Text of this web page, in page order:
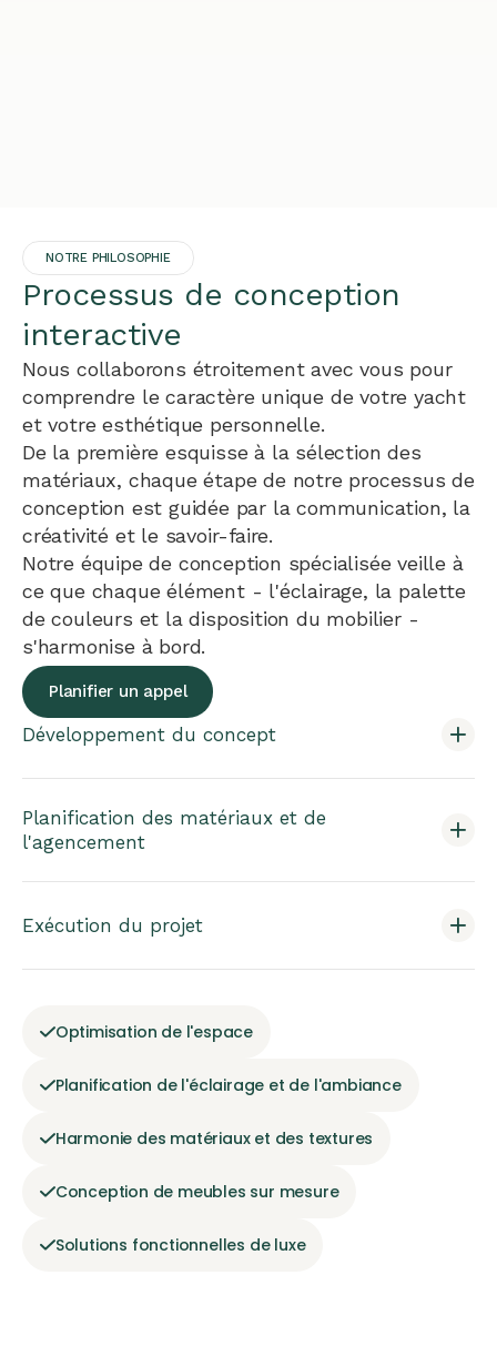
NOTRE PHILOSOPHIE
Processus de conception
interactive
Nous collaborons étroitement avec vous pour
comprendre le caractère unique de votre yacht
et votre esthétique personnelle.
De la première esquisse à la sélection des
matériaux, chaque étape de notre processus de
conception est guidée par la communication, la
créativité et le savoir-faire.
Notre équipe de conception spécialisée veille à
ce que chaque élément - l'éclairage, la palette
de couleurs et la disposition du mobilier -
s'harmonise à bord.
Planifier un appel
Développement du concept
Planification des matériaux et de
l'agencement
Exécution du projet
Optimisation de l'espace
Planification de l'éclairage et de l'ambiance
Harmonie des matériaux et des textures
Conception de meubles sur mesure
Solutions fonctionnelles de luxe